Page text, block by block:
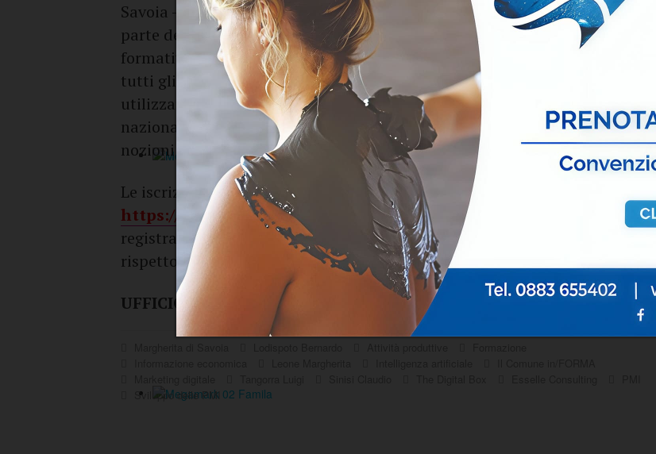
Savoia - dichiara il sindaco
Lodispoto
- e scaturisce dalla volontà da
parte della nostra amministrazione comunale di proporre un percorso
formativo ed informativo col quale fornire un indispensabile supporto a
tutti gli operatori, dal piccolo commerciante all’imprenditore, per
utilizzare al meglio le risorse disponibili come i finanziamenti regionali,
nazionali e comunitari, gli strumenti tecnologici più avanzati e tutte le
nozioni utili per concretizzare idee di successo».
Le iscrizioni vanno effettuate
on line collegandosi al link
https://clicqui.net/2PhNb
e compilando l’apposito format: la
registrazione è necessaria anche al fine di fornire risposte più specifiche
rispetto alle esigenze dei partecipanti.
UFFICIO COMUNICAZIONE STAFF DEL SINDACO
Sviluppo delle PMI